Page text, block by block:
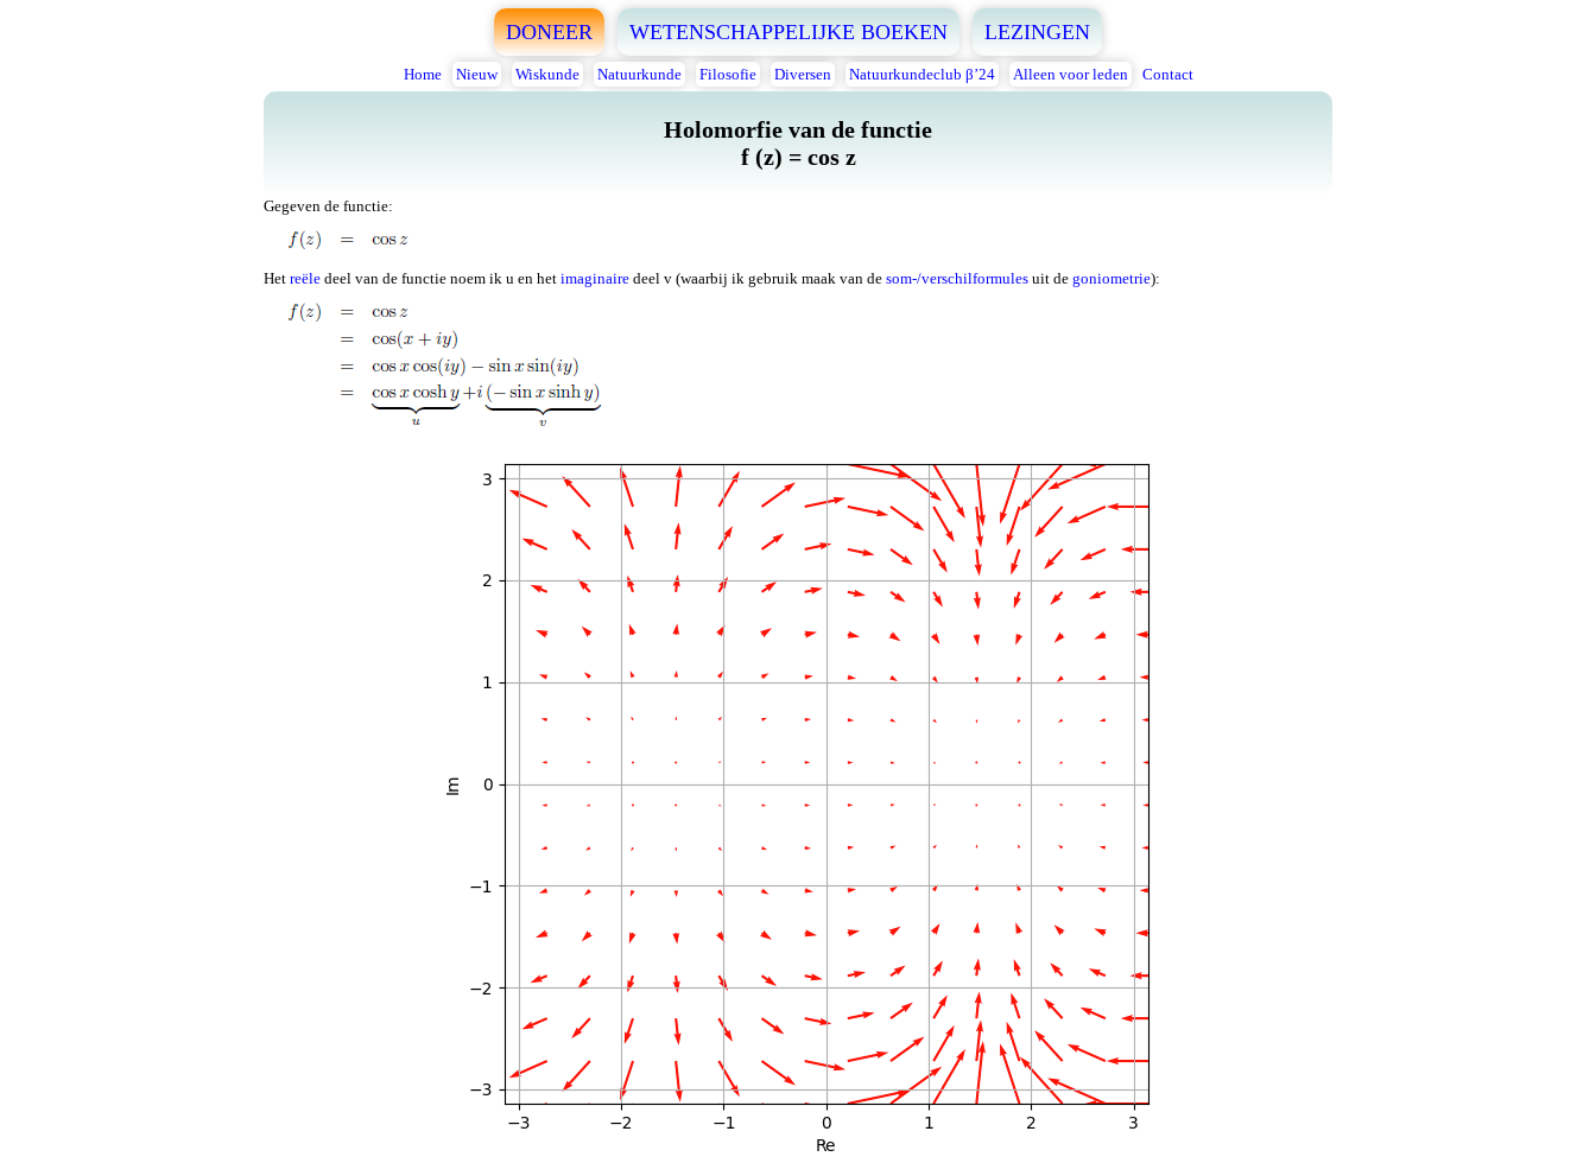
DONEER WETENSCHAPPELIJKE BOEKEN LEZINGEN
Home Nieuw Wiskunde Natuurkunde Filosofie Diversen Natuurkundeclub β’24 Alleen voor leden Contact
Holomorfie van de functie
f (z) = cos z
Gegeven de functie:
Het reële deel van de functie noem ik u en het imaginaire deel v (waarbij ik gebruik maak van de som-/verschilformules uit de goniometrie):